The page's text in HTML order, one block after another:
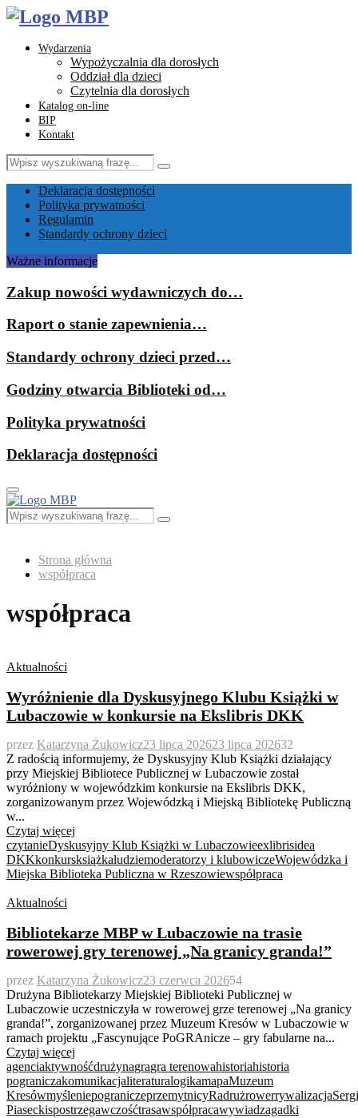
Wydarzenia
Wypożyczalnia dla dorosłych
Oddział dla dzieci
Czytelnia dla dorosłych
Katalog on-line
BIP
Kontakt
Search
for:
Search
Deklaracja dostępności
Polityka prywatności
Regulamin
Standardy ochrony dzieci
Ważne informacje
Zakup nowości wydawniczych do…
Raport o stanie zapewnienia…
Standardy ochrony dzieci przed…
Godziny otwarcia Biblioteki od…
Polityka prywatności
Deklaracja dostępności
Primary
Menu
Search
for:
Search
Strona główna
współpraca
współpraca
Aktualności
Wyróżnienie dla Dyskusyjnego Klubu Książki w
Lubaczowie w konkursie na Ekslibris DKK
przez Katarzyna Żukowicz23 lipca 202623 lipca 202632
Z radością informujemy, że Dyskusyjny Klub Książki działający
przy Miejskiej Bibliotece Publicznej w Lubaczowie został
wyróżniony w wojewódzkim konkursie na Ekslibris DKK,
zorganizowanym przez Wojewódzką i Miejską Bibliotekę Publiczną
w...
Czytaj więcej
czytanieDyskusyjny Klub Książki w Lubaczowieexlibrisidea
DKKkonkursksiążkaludziemoderatorzy i klubowiczeWojewódzka i
Miejska Biblioteka Publiczna w Rzeszowiewspółpraca
Aktualności
Bibliotekarze MBP w Lubaczowie na trasie
rowerowej gry terenowej „Na granicy granda!”
przez Katarzyna Żukowicz23 czerwca 202654
Drużyna Bibliotekarzy Miejskiej Biblioteki Publicznej w
Lubaczowie uczestniczyła w rowerowej grze terenowej „Na granicy
granda!”, zorganizowanej przez Muzeum Kresów w Lubaczowie w
ramach projektu „Fascynujące PoGRAnicze – gry fabularne na...
Czytaj więcej
agenciaktywnośćdrużynagragra terenowahistoriahistoria
pograniczakomunikacjaliteraturalogikamapaMuzeum
KresówmyśleniepograniczeprzemytnicyRadrużrowerrywalizacja
Piaseckispostrzegawczośćtrasawspółpracawywiadzagadki